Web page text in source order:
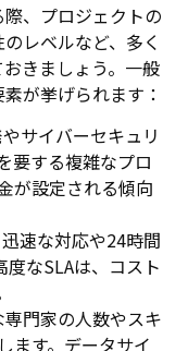
、プロジェクトの
レベルなど、多く
きましょう。一般
が挙げられます：
サイバーセキュリ
要する複雑なプロ
が設定される傾向
速な対応や24時間
なSLAは、コスト
専門家の人数やスキ
ます。データサイ